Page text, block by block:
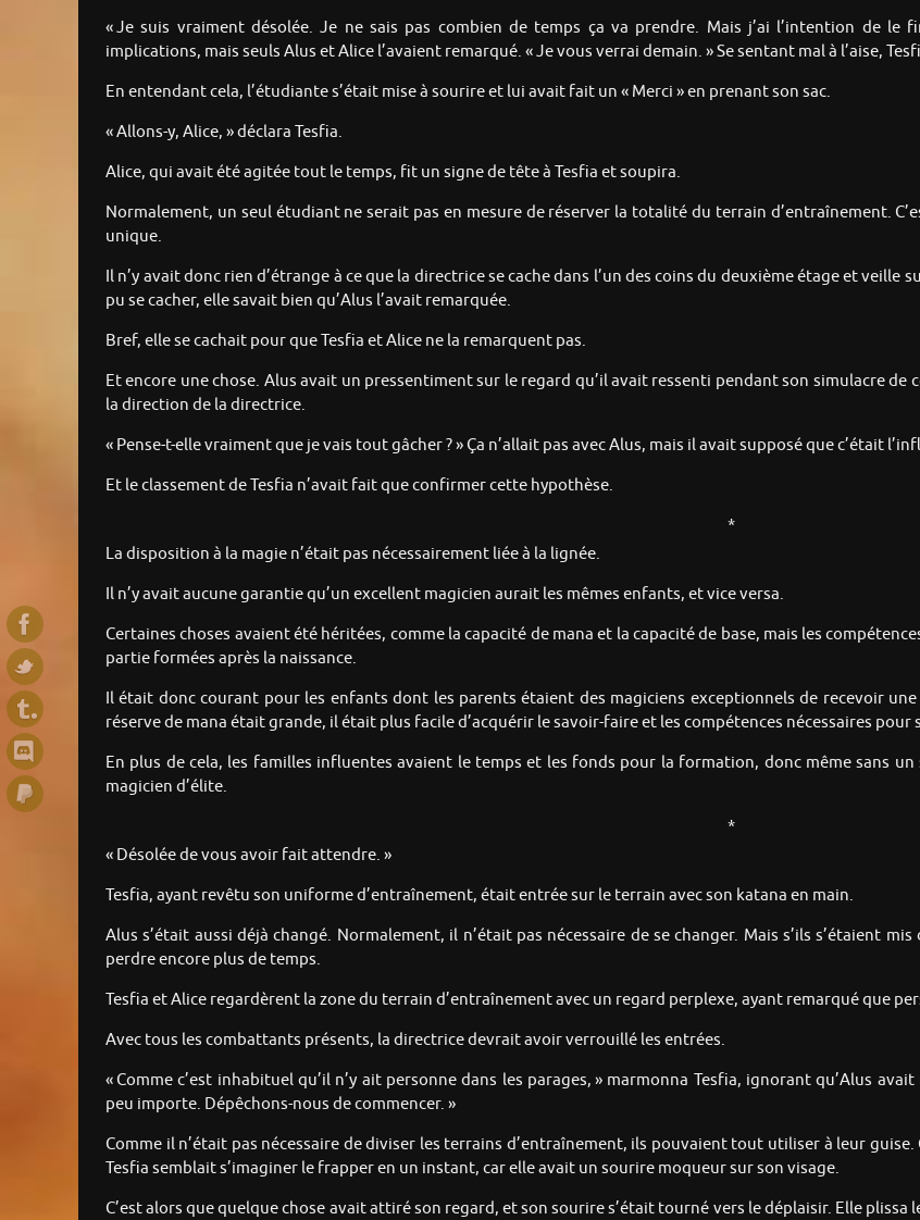
« Je suis vraiment désolée. Je ne sais pas combien de temps ça va prendre. Mais j’ai l’intention de le
implications, mais seuls Alus et Alice l’avaient remarqué. « Je vous verrai demain. » Se sentant mal à l’aise,
En entendant cela, l’étudiante s’était mise à sourire et lui avait fait un « Merci » en prenant son sac.
« Allons-y, Alice, » déclara Tesfia.
Alice, qui avait été agitée tout le temps, fit un signe de tête à Tesfia et soupira.
Normalement, un seul étudiant ne serait pas en mesure de réserver la totalité du terrain d’entraînement.
unique.
Il n’y avait donc rien d’étrange à ce que la directrice se cache dans l’un des coins du deuxième étage et veille
pu se cacher, elle savait bien qu’Alus l’avait remarquée.
Bref, elle se cachait pour que Tesfia et Alice ne la remarquent pas.
Et encore une chose. Alus avait un pressentiment sur le regard qu’il avait ressenti pendant son simulacre
la direction de la directrice.
« Pense-t-elle vraiment que je vais tout gâcher ? » Ça n’allait pas avec Alus, mais il avait supposé que c’était
Et le classement de Tesfia n’avait fait que confirmer cette hypothèse.
*
La disposition à la magie n’était pas nécessairement liée à la lignée.
Il n’y avait aucune garantie qu’un excellent magicien aurait les mêmes enfants, et vice versa.
Certaines choses avaient été héritées, comme la capacité de mana et la capacité de base, mais les
partie formées après la naissance.
Il était donc courant pour les enfants dont les parents étaient des magiciens exceptionnels de recevoir
réserve de mana était grande, il était plus facile d’acquérir le savoir-faire et les compétences nécessaires pour
En plus de cela, les familles influentes avaient le temps et les fonds pour la formation, donc même sans
magicien d’élite.
*
« Désolée de vous avoir fait attendre. »
Tesfia, ayant revêtu son uniforme d’entraînement, était entrée sur le terrain avec son katana en main.
Alus s’était aussi déjà changé. Normalement, il n’était pas nécessaire de se changer. Mais s’ils s’étaient
perdre encore plus de temps.
Tesfia et Alice regardèrent la zone du terrain d’entraînement avec un regard perplexe, ayant remarqué que
Avec tous les combattants présents, la directrice devrait avoir verrouillé les entrées.
« Comme c’est inhabituel qu’il n’y ait personne dans les parages, » marmonna Tesfia, ignorant qu’Alus
peu importe. Dépêchons-nous de commencer. »
Comme il n’était pas nécessaire de diviser les terrains d’entraînement, ils pouvaient tout utiliser à leur
Tesfia semblait s’imaginer le frapper en un instant, car elle avait un sourire moqueur sur son visage.
C’est alors que quelque chose avait attiré son regard, et son sourire s’était tourné vers le déplaisir. Elle